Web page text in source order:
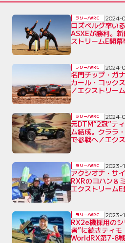
ロズベルグ率い
ASXEが勝利。
ストリームE開幕
ラリー/WRC 2024-
名門チップ・ガ
カール・コック
／エクストリー
ラリー/WRC 2024-
元DTM“2冠”テ
ム結成。クララ
で参戦へ／エク
ラリー/WRC 2024-
アクシオナ・サ
RXRのヨハン＆
エクストリーム
ラリー/WRC 2023-
RX2e機採用の
者”に続きティモ
WorldRX第7-8戦
ラリー/WRC 2023-